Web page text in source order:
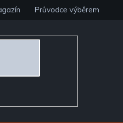
Průvodce výběrem